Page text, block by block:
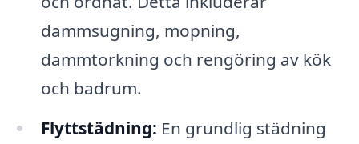
dammsugning, mopning,
dammtorkning och rengöring av kök
och badrum.
Flyttstädning: En grundlig städning